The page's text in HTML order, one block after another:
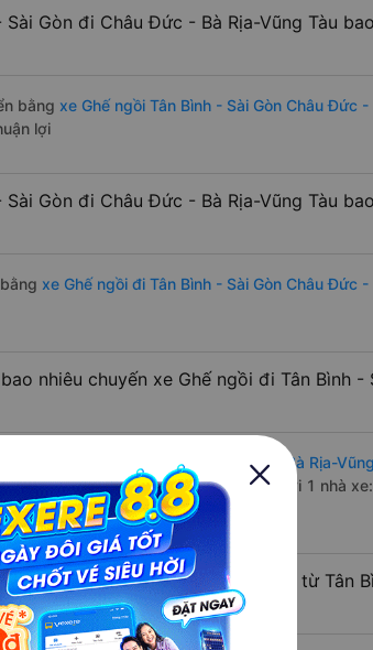
Sài Gòn đi Châu Đức - Bà Rịa-Vũng Tàu
bằng xe Ghế ngồi Tân Bình - Sài Gòn Châu Đức -
lợi
Sài Gòn đi Châu Đức - Bà Rịa-Vũng Tàu
xe Ghế ngồi đi Tân Bình - Sài Gòn Châu Đức -
nhiêu chuyến xe Ghế ngồi đi Tân Bình -
ngồi Tân Bình - Sài Gòn Châu Đức - Bà Rịa-
bắt đầu từ 6:00 đến 22:05 bởi 1 nhà
buổi trưa, buổi chiều, ban đêm
đi Châu Đức - Bà Rịa-Vũng Tàu từ Tân